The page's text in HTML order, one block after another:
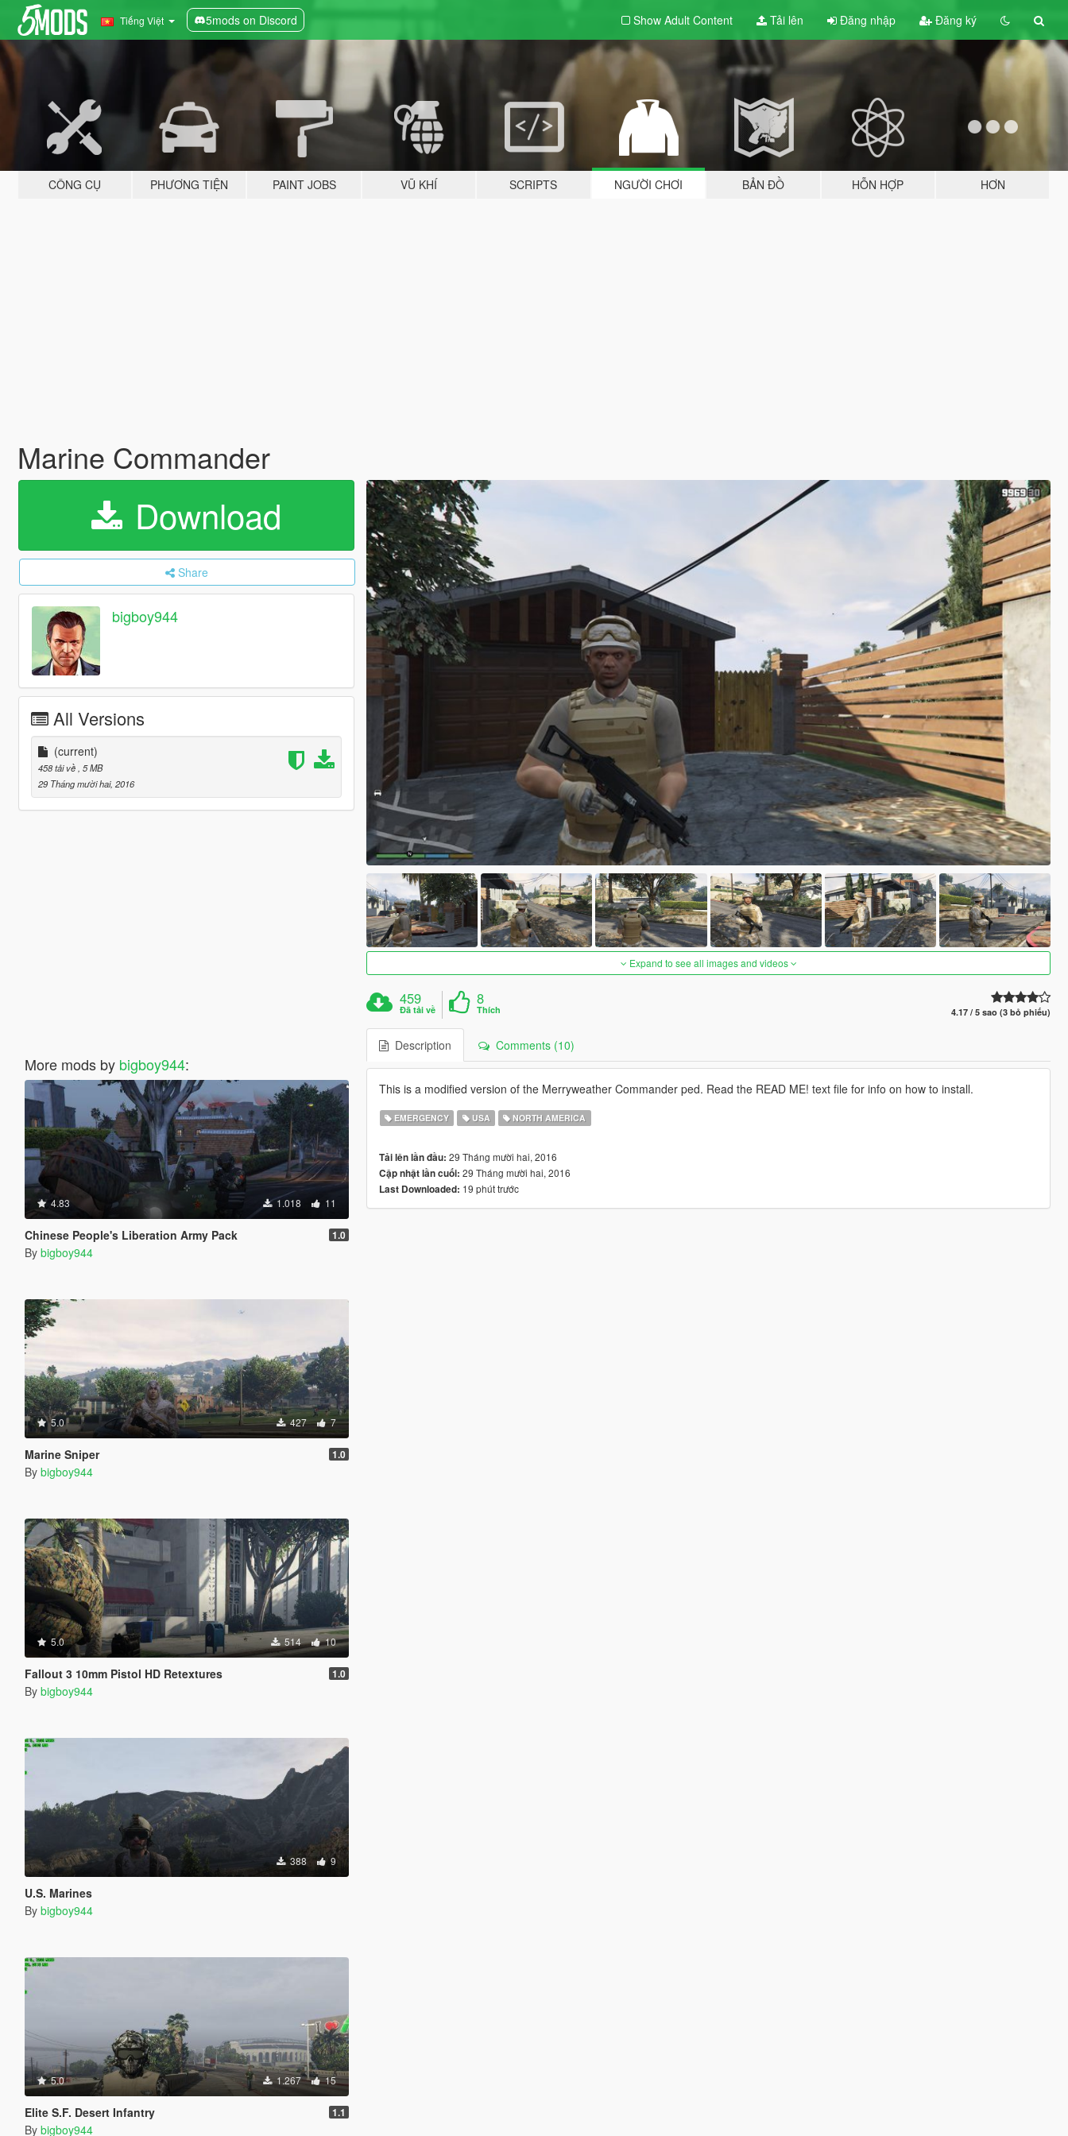
Tiếng Việt 5mods on Discord Show Adult Content Tải lên Đăng nhập Đăng ký
CÔNG CỤ PHƯƠNG TIỆN PAINT JOBS VŨ KHÍ SCRIPTS NGƯỜI CHƠI BẢN ĐỒ HỖN HỢP HƠN
Marine Commander
Download
Share
bigboy944
All Versions
(current)
458 tải về , 5 MB
29 Tháng mười hai, 2016
More mods by bigboy944:
4.83 1.018 11
Chinese People's Liberation Army Pack 1.0
By bigboy944
5.0 427 7
Marine Sniper 1.0
By bigboy944
5.0 514 10
Fallout 3 10mm Pistol HD Retextures 1.0
By bigboy944
388 9
U.S. Marines
By bigboy944
5.0 1.267 15
Elite S.F. Desert Infantry 1.1
By bigboy944
Expand to see all images and videos
459
Đã tải về
8
Thích 4.17 / 5 sao (3 bỏ phiếu)
Description Comments (10)
This is a modified version of the Merryweather Commander ped. Read the READ ME! text file for info on how to install.
EMERGENCY USA NORTH AMERICA
Tải lên lần đầu: 29 Tháng mười hai, 2016
Cập nhật lần cuối: 29 Tháng mười hai, 2016
Last Downloaded: 19 phút trước